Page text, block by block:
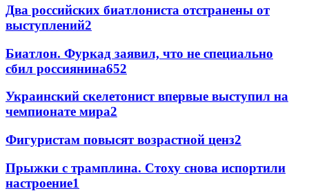
Два российских биатлониста отстранены от
выступлений2
Биатлон. Фуркад заявил, что не специально
сбил россиянина652
Украинский скелетонист впервые выступил на
чемпионате мира2
Фигуристам повысят возрастной ценз2
Прыжки с трамплина. Стоху снова испортили
настроение1